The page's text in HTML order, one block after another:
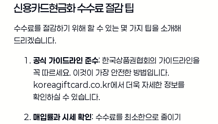
신용카드현금화 수수료 절감 팁
수수료를 절감하기 위해 할 수 있는 몇 가지 팁을 소개해
드리겠습니다.
공식 가이드라인 준수: 한국상품권협회의 가이드라인을
꼭 따르세요. 이것이 가장 안전한 방법입니다.
koreagiftcard.co.kr에서 더욱 자세한 정보를
확인하실 수 있습니다.
매입률과 시세 확인: 수수료를 최소한으로 줄이기